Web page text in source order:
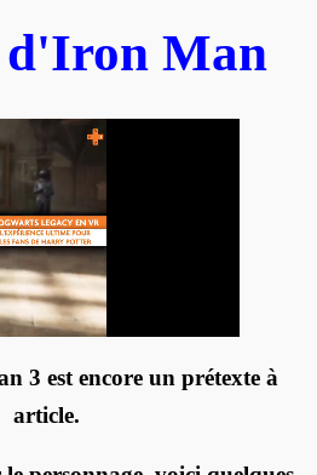
d'Iron Man
3 est encore un prétexte à
article.